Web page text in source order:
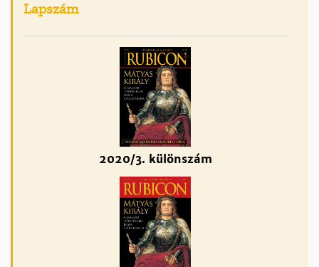
Lapszám
2020/3. különszám